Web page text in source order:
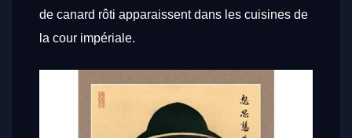
de canard rôti apparaissent dans les cuisines de
la cour impériale.